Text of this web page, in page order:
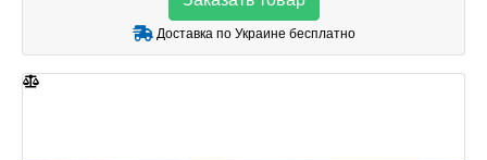
Доставка по Украине бесплатно